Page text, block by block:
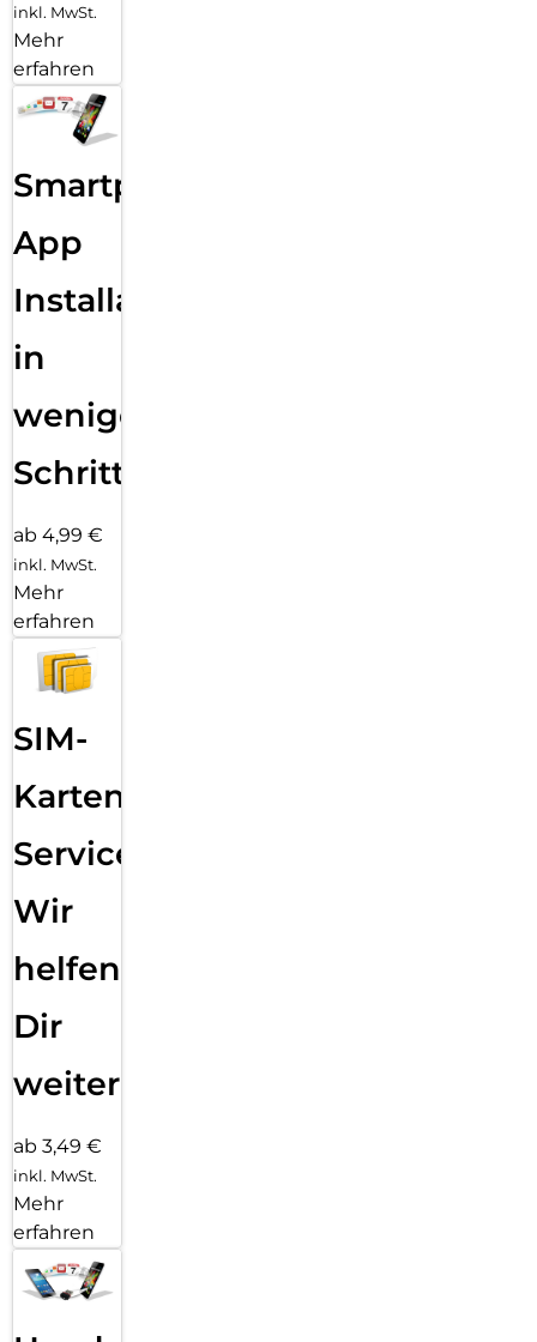
inkl. MwSt.
Mehr
erfahren
Smartphone
App
Installation
in
wenigen
Schritten
ab 4,99 €
inkl. MwSt.
Mehr
erfahren
SIM-
Karten
Service:
Wir
helfen
Dir
weiter
ab 3,49 €
inkl. MwSt.
Mehr
erfahren